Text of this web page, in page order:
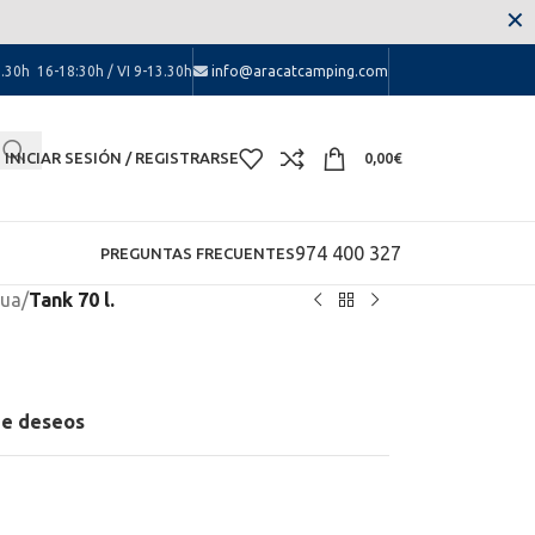
16-18:30h / VI 9-13.30h info@aracatcamping.com
INICIAR SESIÓN / REGISTRARSE 0,00€
PREGUNTAS FRECUENTES974 400 327
✕
/Tank 70 l.
deseos